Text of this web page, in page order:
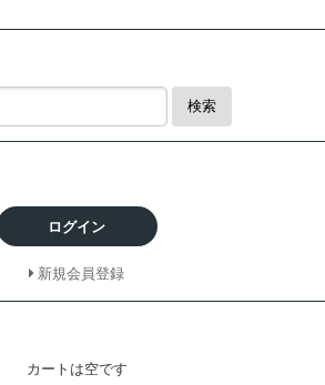
検索
ログイン
新規会員登録
カートは空です